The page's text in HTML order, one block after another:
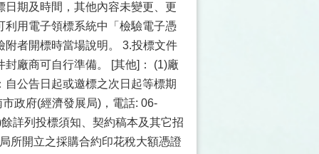
期及時間，其他內容未變更、更
用電子領標系統中「檢驗電子憑
者開標時當場說明。 3.投標文件
廠商可自行準備。 [其他]： (1)廠
公告日起或邀標之次日起等標期
政府(經濟發展局)，電話: 06-
詳列投標須知、契約稿本及其它招
所開立之採購合約印花稅大額憑證